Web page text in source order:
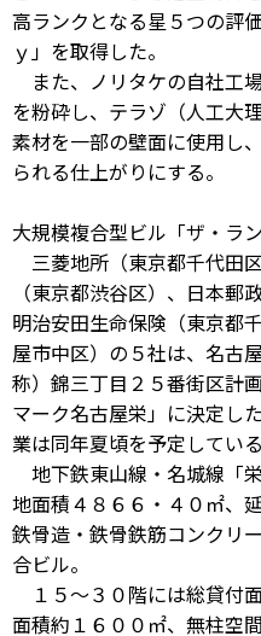
高ランクとなる星５つの評
ｙ」を取得した。
また、ノリタケの自社工
を粉砕し、テラゾ（人工大
素材を一部の壁面に使用し
られる仕上がりにする。
大規模複合型ビル「ザ・ラ
三菱地所（東京都千代田
（東京都渋谷区）、日本郵
明治安田生命保険（東京都
屋市中区）の５社は、名古
称）錦三丁目２５番街区計
マーク名古屋栄」に決定し
業は同年夏頃を予定している
地下鉄東山線・名城線「
地面積４８６６・４０㎡、
鉄骨造・鉄骨鉄筋コンクリ
合ビル。
１５～３０階には総貸付
面積約１６００㎡、無柱空